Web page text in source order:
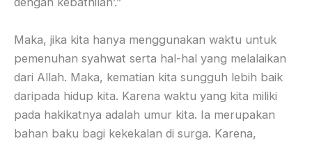
Maka, jika kita hanya menggunakan waktu untuk
pemenuhan syahwat serta hal-hal yang melalaikan
dari Allah. Maka, kematian kita sungguh lebih baik
daripada hidup kita. Karena waktu yang kita miliki
pada hakikatnya adalah umur kita. Ia merupakan
bahan baku bagi kekekalan di surga. Karena,